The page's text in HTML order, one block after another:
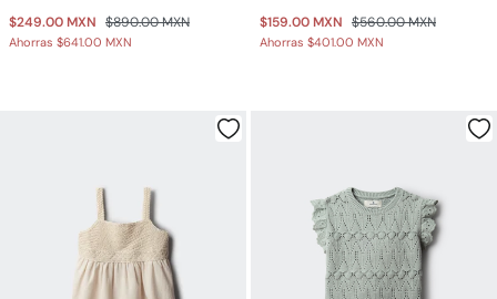
$249.00 MXN $890.00 MXN
Ahorras $641.00 MXN
$159.00 MXN $560.00 MXN
Ahorras $401.00 MXN